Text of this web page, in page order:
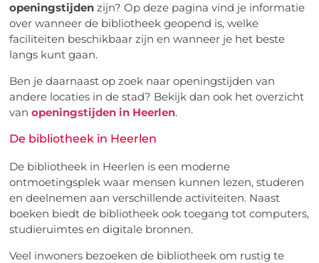
openingstijden zijn? Op deze pagina vind je informatie
over wanneer de bibliotheek geopend is, welke
faciliteiten beschikbaar zijn en wanneer je het beste
langs kunt gaan.
Ben je daarnaast op zoek naar openingstijden van
andere locaties in de stad? Bekijk dan ook het overzicht
vanopeningstijden in Heerlen.
De bibliotheek in Heerlen
De bibliotheek in Heerlen is een moderne
ontmoetingsplek waar mensen kunnen lezen, studeren
en deelnemen aan verschillende activiteiten. Naast
boeken biedt de bibliotheek ook toegang tot computers,
studieruimtes en digitale bronnen.
Veel inwoners bezoeken de bibliotheek om rustig te